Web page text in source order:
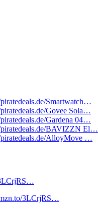
Smartwatch…
Govee Sola…
Gardena 04…
piratedeals.de/BAVIZZN El…
piratedeals.de/AlloyMove …
3LCrjRS…